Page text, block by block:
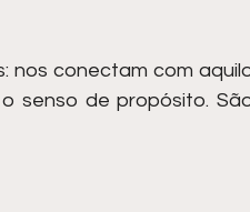
nos conectam com
senso de propósito.